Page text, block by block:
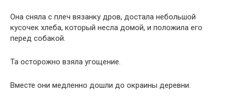
Она сняла с плеч вязанку дров, достала небольшой
кусочек хлеба, который несла домой, и положила его
перед собакой.
Та осторожно взяла угощение.
Вместе они медленно дошли до окраины деревни.